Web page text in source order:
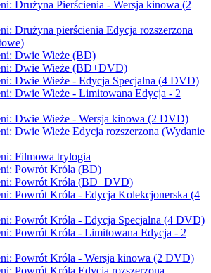
Drużyna Pierścienia - Wersja kinowa (2
Drużyna pierścienia Edycja rozszerzona
Dwie Wieże (BD)
Dwie Wieże (BD+DVD)
Dwie Wieże - Edycja Specjalna (4 DVD)
Dwie Wieże - Limitowana Edycja - 2
Dwie Wieże - Wersja kinowa (2 DVD)
Dwie Wieże Edycja rozszerzona (Wydanie
Filmowa trylogia
Powrót Króla (BD)
Powrót Króla (BD+DVD)
Powrót Króla - Edycja Kolekcjonerska (4
Powrót Króla - Edycja Specjalna (4 DVD)
Powrót Króla - Limitowana Edycja - 2
Powrót Króla - Wersja kinowa (2 DVD)
Powrót Króla Edycja rozszerzona